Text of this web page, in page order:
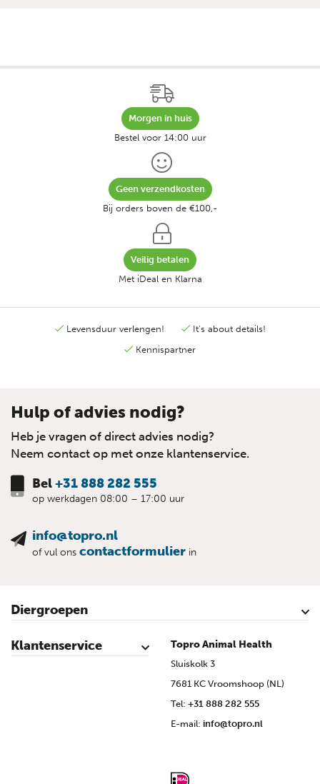
Morgen in huis
Bestel voor 14:00 uur
Geen verzendkosten
Bij orders boven de €100,-
Veilig betalen
Met iDeal en Klarna
Levensduur verlengen!
It's about details!
Kennispartner
Hulp of advies nodig?
Heb je vragen of direct advies nodig?
Neem contact op met onze klantenservice.
Bel+31 888 282 555
op werkdagen 08:00 – 17:00 uur
info@topro.nl
of vul ons contactformulier in
Diergroepen
Rundvee
Kalveren
Schapen
Schaap lammeren
Geiten
Geit lammeren
Varkens
Biggen
Pluimvee
Klantenservice
Contact
Mijn account
Veilig winkelen
Algemene voorwaarden
Privacy- en cookieverklaring
Disclaimer
Bronvermelding
Sitemap
Topro Partners
Cow Programme krant archief
Topro Animal Health
Sluiskolk 3
7681 KC Vroomshoop (NL)
Tel: +31 888 282 555
E-mail: info@topro.nl